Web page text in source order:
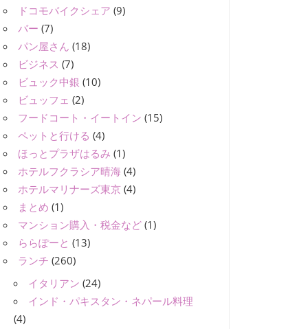
ドコモバイクシェア (9)
バー (7)
パン屋さん (18)
ビジネス (7)
ビュック中銀 (10)
ビュッフェ (2)
フードコート・イートイン (15)
ペットと行ける (4)
ほっとプラザはるみ (1)
ホテルフクラシア晴海 (4)
ホテルマリナーズ東京 (4)
まとめ (1)
マンション購入・税金など (1)
ららぽーと (13)
ランチ (260)
イタリアン (24)
インド・パキスタン・ネパール料理
(4)